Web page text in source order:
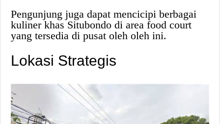
Pengunjung juga dapat mencicipi berbagai
kuliner khas Situbondo di area food court
yang tersedia di pusat oleh oleh ini.
Lokasi Strategis